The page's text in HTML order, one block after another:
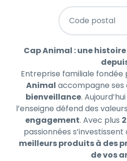
Laisser un
vert très frais et pur
Code postal
Cap Animal : une
Entreprise familiale fondée
Animal accompagne ses
bienveillance.
l’enseigne défend des
engagement. Avec plus
passionnées
meilleurs produits à des
de vos